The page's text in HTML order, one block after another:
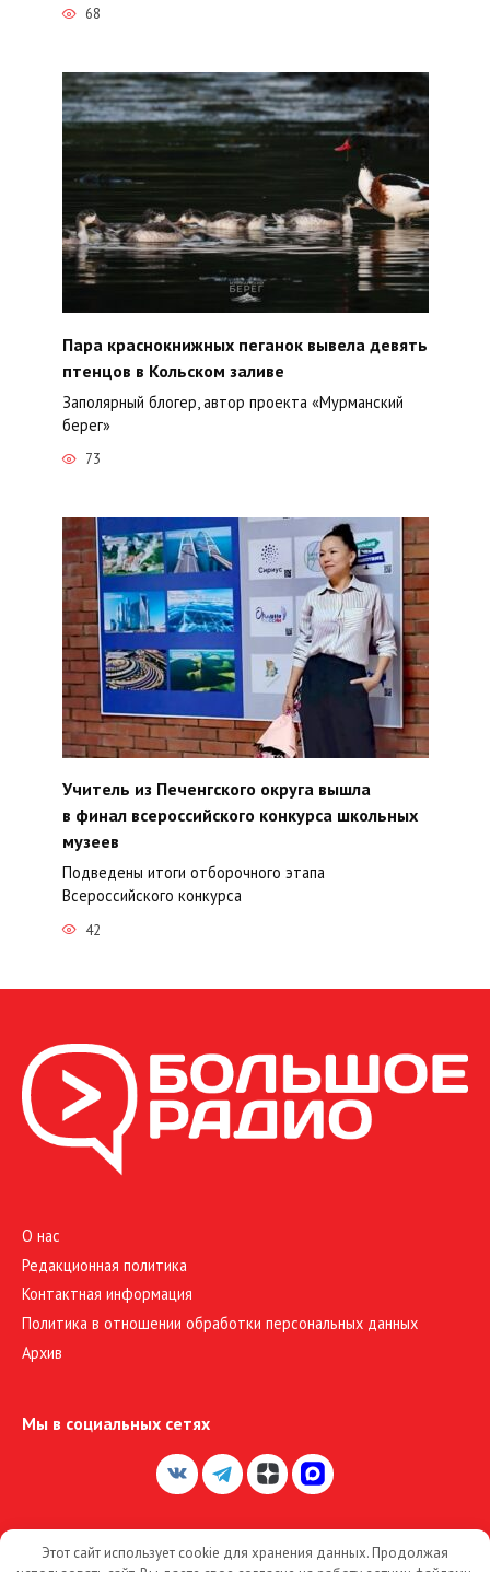
68
Пара краснокнижных пеганок вывела девять
птенцов в Кольском заливе
Заполярный блогер, автор проекта «Мурманский
берег»
73
Учитель из Печенгского округа вышла
в финал всероссийского конкурса школьных
музеев
Подведены итоги отборочного этапа
Всероссийского конкурса
42
О нас
Редакционная политика
Контактная информация
Политика в отношении обработки персональных данных
Архив
Мы в социальных сетях
© 2026 Большое Радио
Этот сайт использует cookie для хранения данных. Продолжая